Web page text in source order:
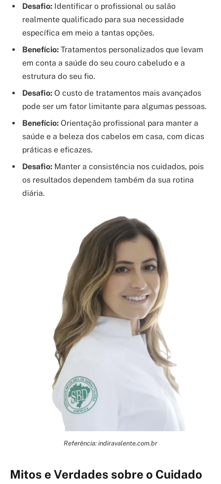
Desafio: Identificar o profissional ou salão
realmente qualificado para sua necessidade
específica em meio a tantas opções.
Benefício: Tratamentos personalizados que levam
em conta a saúde do seu couro cabeludo e a
estrutura do seu fio.
Desafio: O custo de tratamentos mais avançados
pode ser um fator limitante para algumas pessoas.
Benefício: Orientação profissional para manter a
saúde e a beleza dos cabelos em casa, com dicas
práticas e eficazes.
Desafio: Manter a consistência nos cuidados, pois
os resultados dependem também da sua rotina
diária.
Referência: indiravalente.com.br
Mitos e Verdades sobre o Cuidado